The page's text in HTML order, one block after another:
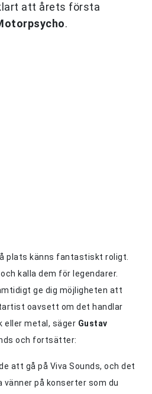
att årets första
.
plats känns fantastiskt roligt.
kalla dem för legendarer.
ge dig möjligheten att
oavsett om det handlar
eller metal, säger Gustav
och fortsätter:
att gå på Viva Sounds, och det
på konserter som du